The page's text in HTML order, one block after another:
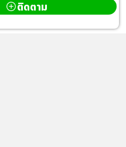
ติดตาม